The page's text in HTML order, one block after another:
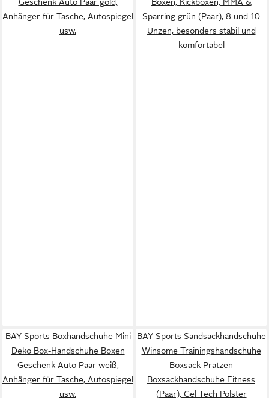
Anhänger für Tasche, Autospiegel
usw.
Sparring grün (Paar), 8 und 10
Unzen, besonders stabil und
komfortabel
BAY-Sports Boxhandschuhe Mini
Deko Box-Handschuhe Boxen
Geschenk Auto Paar weiß,
Anhänger für Tasche, Autospiegel
usw.
BAY-Sports Sandsackhandschuhe
Winsome Trainingshandschuhe
Boxsack Pratzen
Boxsackhandschuhe Fitness
(Paar), Gel Tech Polster